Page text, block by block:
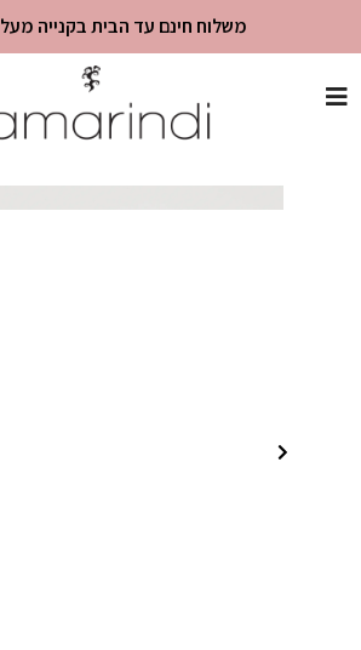
שִׂים
משלוח חינם עד הבית בקנייה מעל 500 ש״ח